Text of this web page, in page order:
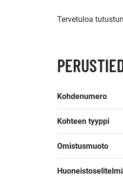
Tervetuloa
Kohdenumero
Kohteen tyyppi
Omistusmuoto